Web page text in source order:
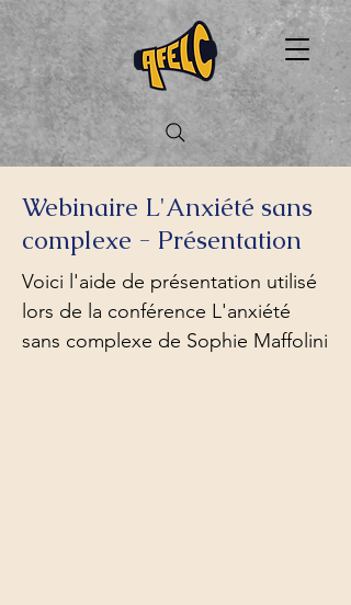
Webinaire L'Anxiété sans
complexe - Présentation
Voici l'aide de présentation utilisé
lors de la conférence L'anxiété
sans complexe de Sophie Maffolini